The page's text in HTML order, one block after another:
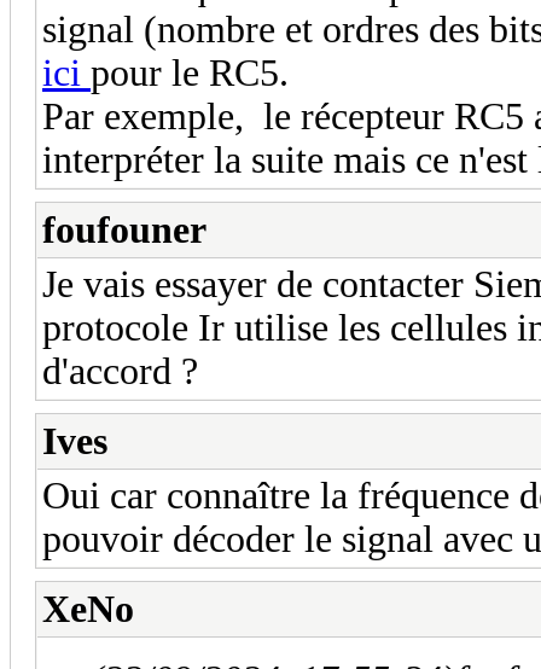
signal (nombre et ordres des
ici pour le RC5.
Par exemple, le récepteur RC5
interpréter la suite mais ce
foufouner
Je vais essayer de contacter
protocole Ir utilise les cellules
d'accord ?
Ives
Oui car connaître la fréquence
pouvoir décoder le signal avec
XeNo